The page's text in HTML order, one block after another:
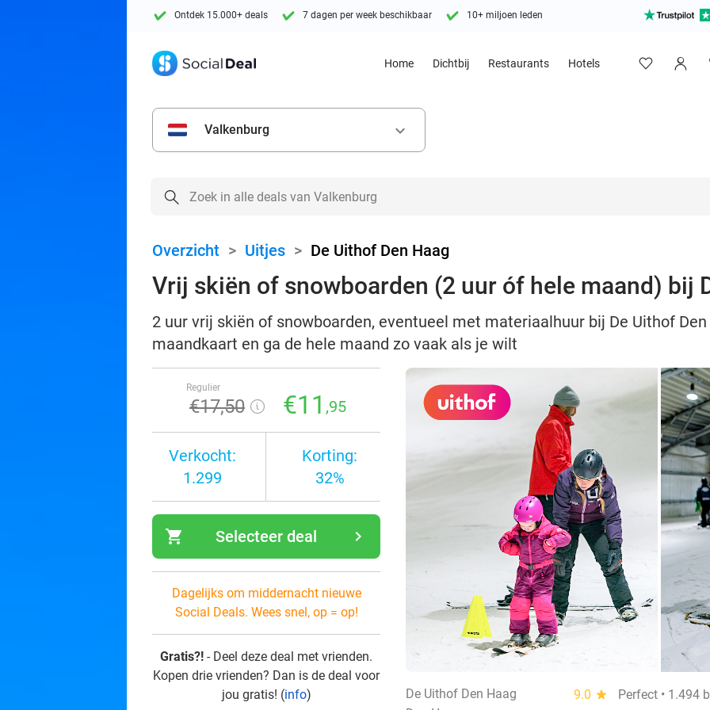
Ontdek 15.000+ deals 7 dagen per week beschikbaar 10+ miljoen leden
Home Dichtbij Restaurants Hotels
Valkenburg keyboard_arrow_down
Overzicht > Uitjes > De Uithof Den Haag
Vrij skiën of snowboarden (2 uur óf hele maand) bij
2 uur vrij skiën of snowboarden, eventueel met materiaalhuur bij De Uithof
maandkaart en ga de hele maand zo vaak als je wilt
Regulier
€17,50 €11 ,95
Verkocht:
1.299
Korting:
32%
shopping_cart navigate_next
Selecteer deal
Dagelijks om middernacht nieuwe
Social Deals. Wees snel, op = op!
Gratis?! - Deel deze deal met vrienden.
Kopen drie vrienden? Dan is de deal voor
jou gratis! (info) De Uithof Den Haag 9.0 star
Perfect • 1.494